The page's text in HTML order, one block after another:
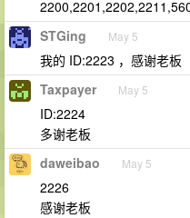
STGing May 5
我的 ID:2223 ，感谢老板
Taxpayer May 5
ID:2224
多谢老板
daweibao May 5
2226
感谢老板